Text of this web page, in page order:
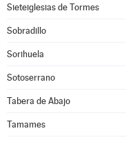
Sieteiglesias de Tormes
Sobradillo
Sorihuela
Sotoserrano
Tabera de Abajo
Tamames